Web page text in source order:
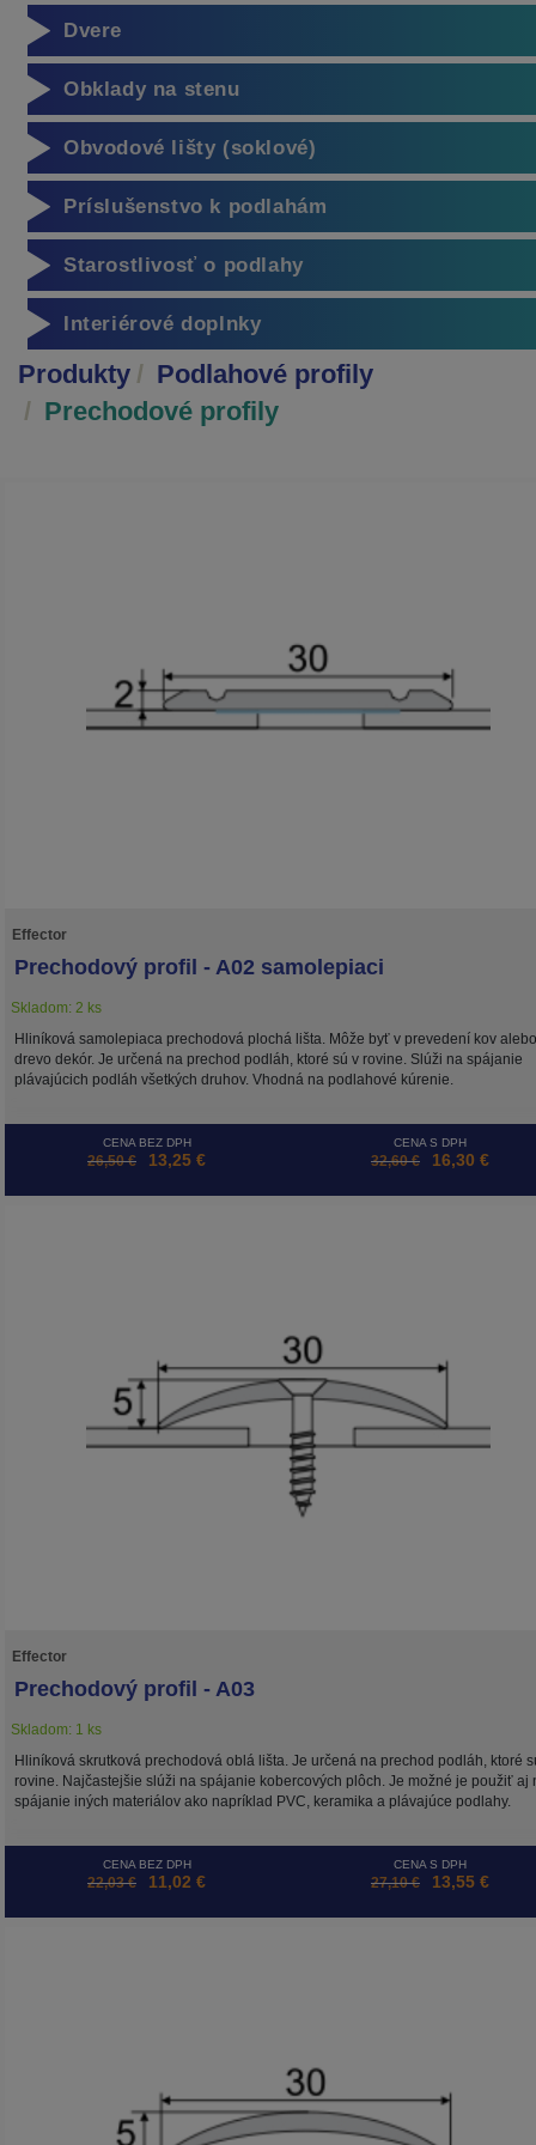
Dvere
Obklady na stenu
Obvodové lišty (soklové)
Príslušenstvo k podlahám
Starostlivosť o podlahy
Interiérové doplnky
Produkty
Podlahové profily
Prechodové profily
Effector
Prechodový profil - A02 samolepiaci
Skladom: 2 ks
Hliníková samolepiaca prechodová plochá lišta. Môže byť v prevedení kov alebo
drevo dekór. Je určená na prechod podláh, ktoré sú v rovine. Slúži na spájanie
plávajúcich podláh všetkých druhov. Vhodná na podlahové kúrenie.
CENA BEZ DPH
26,50 € 13,25 €
CENA S DPH
32,60 € 16,30 €
Effector
Prechodový profil - A03
Skladom: 1 ks
Hliníková skrutková prechodová oblá lišta. Je určená na prechod podláh, ktoré
rovine. Najčastejšie slúži na spájanie kobercových plôch. Je možné je použiť aj
spájanie iných materiálov ako napríklad PVC, keramika a plávajúce podlahy.
CENA BEZ DPH
22,03 € 11,02 €
CENA S DPH
27,10 € 13,55 €